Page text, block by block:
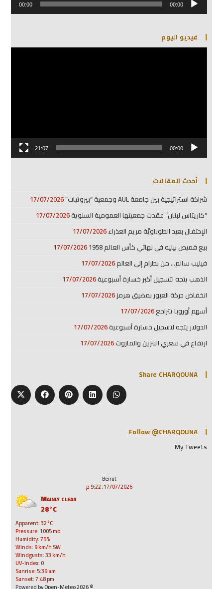
الصوت 00:00
00:00
فيديو اليوم
مشغل
00:00
21:07
أحدث المقالات
شراكة استراتيجية بين جامعة AUL وجمعية “بيروتيات”
17/07/2026
“كاريتاس لبنان” عقدت جمعيتها العمومية السنوية17/07/2026
الإحتفال بعيد الطوباويَّة مريم العذراء17/07/2026
بيع قميص بيليه في نهائي كأس العالم 1958
17/07/2026
فيليب سالم… من بطرام إلى العالم17/07/2026
الذهب يتجه لتسجيل أكبر خسارة أسبوعية17/07/2026
انخفاض حركة العبور بمضيق هرمز17/07/2026
أسهم أوروبا تتراجع17/07/2026
الدولار يتجه لتسجيل خسارة أسبوعية17/07/2026
ارتفاع في سعري البنزين والمازوت17/07/2026
Share CHARQOUNA
Follow @CHARQOUNA
My Tweets
Beirut
17/07/2026, 9:22 م
Mainly clear
28°C
Apparent: 32°C
Pressure: 1005 mb
Humidity: 75%
Winds: 9 km/h SW
Windgusts: 33 km/h
UV-Index: 0
Sunrise: 5:39 am
Sunset: 7:48 pm